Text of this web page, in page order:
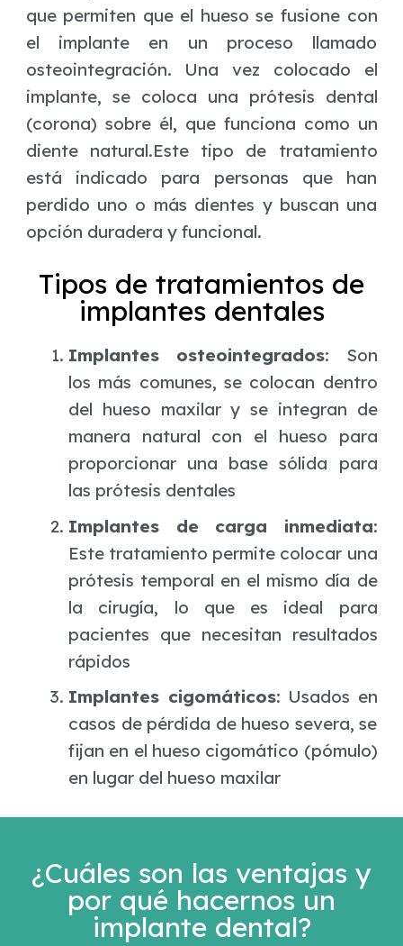
que permiten que el hueso se fusione con
el implante en un proceso llamado
osteointegración. Una vez colocado el
implante, se coloca una prótesis dental
(corona) sobre él, que funciona como un
diente natural.Este tipo de tratamiento
está indicado para personas que han
perdido uno o más dientes y buscan una
opción duradera y funcional.
Tipos de tratamientos de
implantes dentales
Implantes osteointegrados: Son
los más comunes, se colocan dentro
del hueso maxilar y se integran de
manera natural con el hueso para
proporcionar una base sólida para
las prótesis dentales
Implantes de carga inmediata:
Este tratamiento permite colocar una
prótesis temporal en el mismo día de
la cirugía, lo que es ideal para
pacientes que necesitan resultados
rápidos
Implantes cigomáticos: Usados en
casos de pérdida de hueso severa, se
fijan en el hueso cigomático (pómulo)
en lugar del hueso maxilar
¿Cuáles son las ventajas y
por qué hacernos un
implante dental?